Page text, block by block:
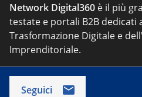
Network Digital360 è il più
testate e portali B2B dedicati
Trasformazione Digitale e
Imprenditoriale.
Seguici